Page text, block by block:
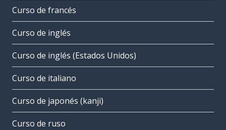
Curso de francés
Curso de inglés
Curso de inglés (Estados Unidos)
Curso de italiano
Curso de japonés (kanji)
Curso de ruso